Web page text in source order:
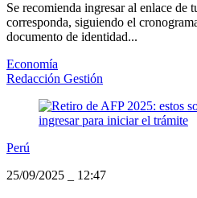
Se recomienda ingresar al enlace de
corresponda, siguiendo el
documento de identidad...
Economía
Redacción Gestión
Perú
25/09/2025
12:47